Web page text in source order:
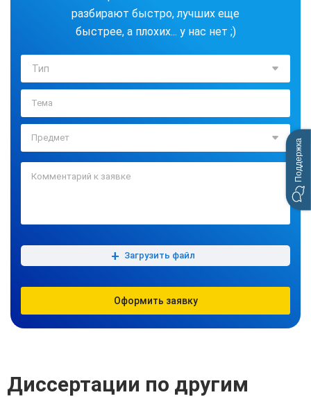
разбирают быстро, лучших еще
быстрее, а плохих... у нас нет ;)
Тип
+ Загрузить файл
Оформить заявку
Диссертации по другим
Поддержка